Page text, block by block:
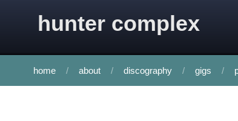
hunter complex
home about discography gigs